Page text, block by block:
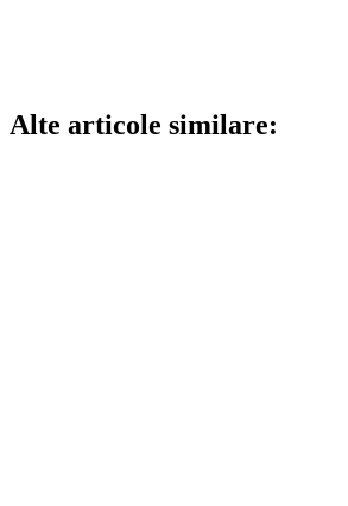
Alte articole similare: